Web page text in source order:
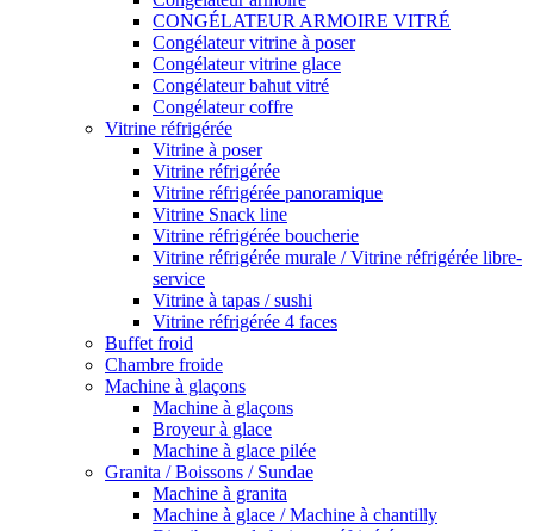
CONGÉLATEUR ARMOIRE VITRÉ
Congélateur vitrine à poser
Congélateur vitrine glace
Congélateur bahut vitré
Congélateur coffre
Vitrine réfrigérée
Vitrine à poser
Vitrine réfrigérée
Vitrine réfrigérée panoramique
Vitrine Snack line
Vitrine réfrigérée boucherie
Vitrine réfrigérée murale / Vitrine réfrigérée libre-
service
Vitrine à tapas / sushi
Vitrine réfrigérée 4 faces
Buffet froid
Chambre froide
Machine à glaçons
Machine à glaçons
Broyeur à glace
Machine à glace pilée
Granita / Boissons / Sundae
Machine à granita
Machine à glace / Machine à chantilly